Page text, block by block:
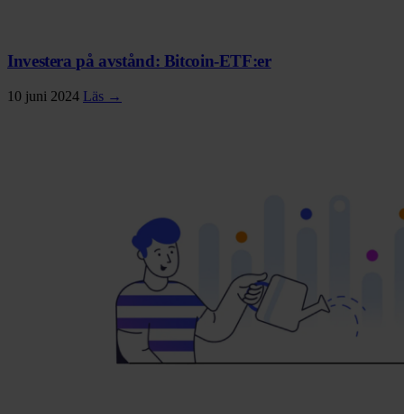
Investera på avstånd: Bitcoin-ETF:er
10 juni 2024 Läs →